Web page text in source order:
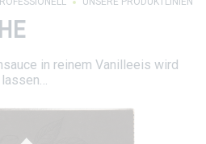
Pro Produkte
Auf Maß
Über uns
in reinem Vanilleeis wird